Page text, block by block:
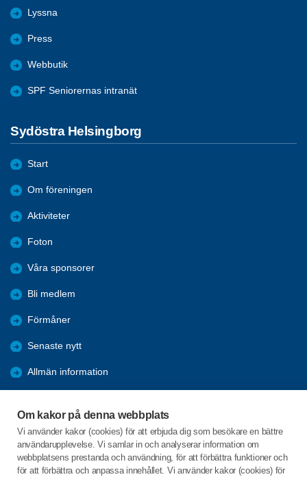
Om kakor på denna webbplats
Vi använder kakor (cookies) för att erbjuda dig som besökare en bättre
användarupplevelse. Vi samlar in och analyserar information om
webbplatsens prestanda och användning, för att förbättra funktioner och
för att förbättra och anpassa innehållet. Vi använder kakor (cookies) för
Lyssna
Press
Webbutik
SPF Seniorernas intranät
Sydöstra Helsingborg
Start
Om föreningen
Aktiviteter
Foton
Våra sponsorer
Bli medlem
Förmåner
Senaste nytt
Allmän information
2025 Arkiv
2024 Arkiv